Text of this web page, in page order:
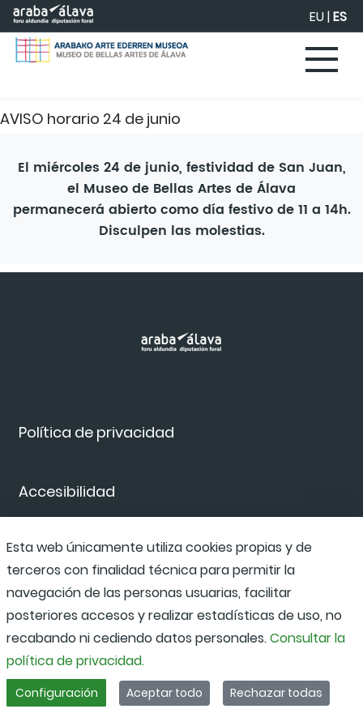
Saltar al contenido principal EU|ES
AVISO horario 24 de junio
El miércoles 24 de junio, festividad de San Juan,
el Museo de Bellas Artes de Álava
permanecerá abierto como día festivo de 11 a 14h.
Disculpen las molestias.
Política de privacidad
Accesibilidad
Canal de denuncias
Esta web únicamente utiliza cookies propias y de
terceros con finalidad técnica para permitir la
navegación de las personas usuarias, facilitar
posteriores accesos y realizar estadísticas de uso, no
recabando ni cediendo datos personales.Consultar la
política de privacidad.
Configuración Aceptar todo Rechazar todas